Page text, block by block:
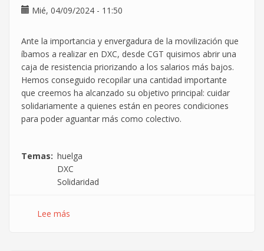
Mié, 04/09/2024 - 11:50
Ante la importancia y envergadura de la movilización que
íbamos a realizar en DXC, desde CGT quisimos abrir una
caja de resistencia priorizando a los salarios más bajos.
Hemos conseguido recopilar una cantidad importante
que creemos ha alcanzado su objetivo principal: cuidar
solidariamente a quienes están en peores condiciones
para poder aguantar más como colectivo.
Temas
huelga
DXC
Solidaridad
Lee más